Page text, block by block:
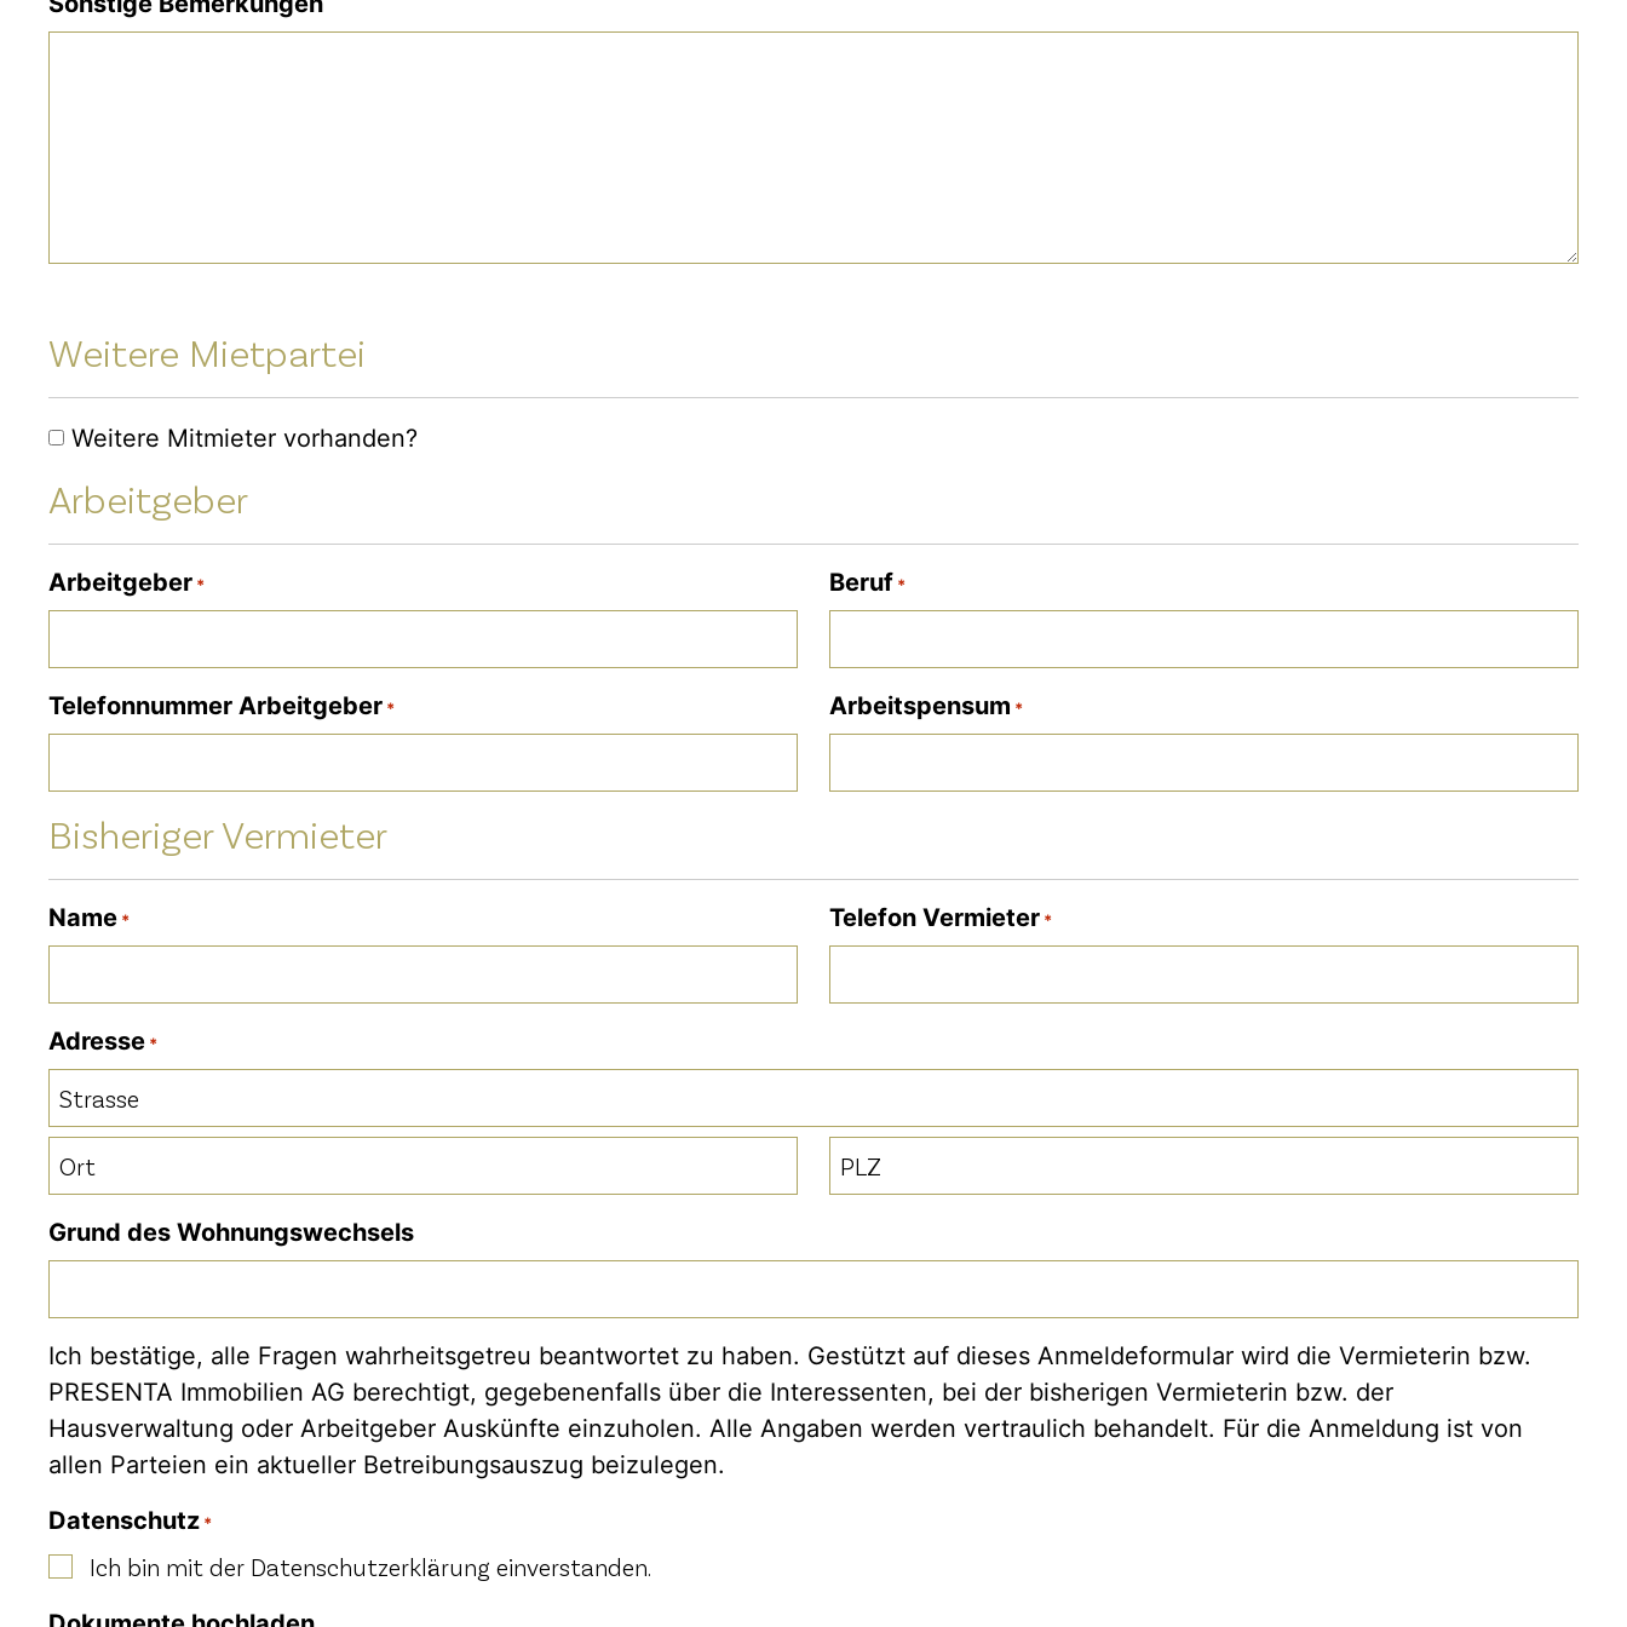
Weitere Mietpartei
Weitere
Weitere Mitmieter vorhanden?
Arbeitgeber
Arbeitgeber * Beruf *
Telefonnummer Arbeitgeber * Arbeitspensum *
Bisheriger Vermieter
Name * Telefon Vermieter *
Adresse *
Ort
Grund des Wohnungswechsels
Ich bestätige, alle Fragen wahrheitsgetreu beantwortet zu haben. Gestützt auf dieses Anmeldeformular wird die Vermieterin bzw.
PRESENTA Immobilien AG berechtigt, gegebenenfalls über die Interessenten, bei der bisherigen Vermieterin bzw. der
Hausverwaltung oder Arbeitgeber Auskünfte einzuholen. Alle Angaben werden vertraulich behandelt. Für die Anmeldung ist von
allen Parteien ein aktueller Betreibungsauszug beizulegen.
Datenschutz *
Ich bin mit der Datenschutzerklärung einverstanden.